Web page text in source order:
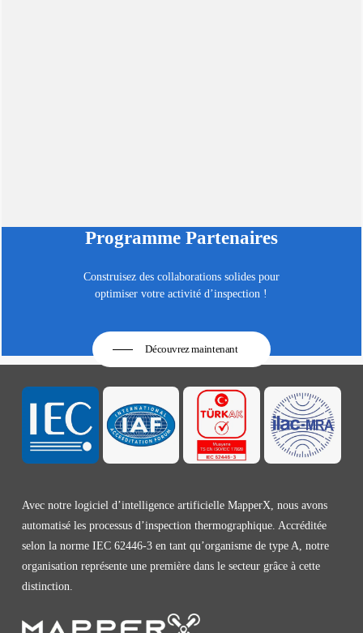
Programme Partenaires
Construisez des collaborations solides pour
optimiser votre activité d’inspection !
Découvrez maintenant
Avec notre logiciel d’intelligence artificielle MapperX, nous avons
automatisé les processus d’inspection thermographique. Accréditée
selon la norme IEC 62446-3 en tant qu’organisme de type A, notre
organisation représente une première dans le secteur grâce à cette
distinction.